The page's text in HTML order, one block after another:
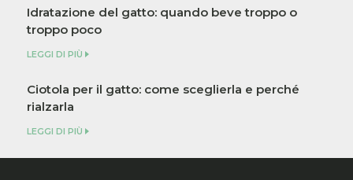
Idratazione del gatto: quando beve troppo o
troppo poco
LEGGI DI PIÙ
Ciotola per il gatto: come sceglierla e perché
rialzarla
LEGGI DI PIÙ